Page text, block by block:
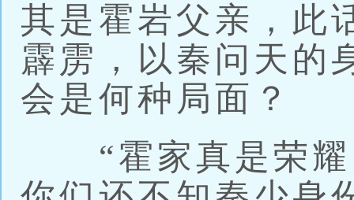
其是霍岩父亲，此
霹雳，以秦问天的
会是何种局面？
“霍家真是荣耀